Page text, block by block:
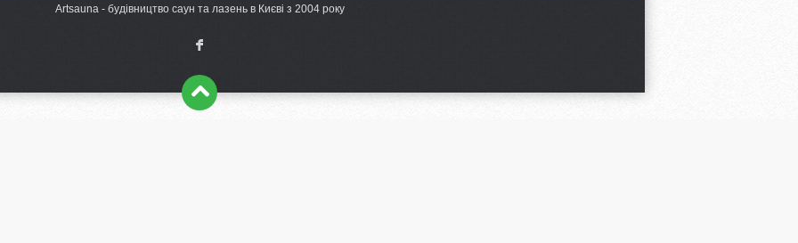
Artsauna - будівництво саун та лазень в Києві з 2004 року
F